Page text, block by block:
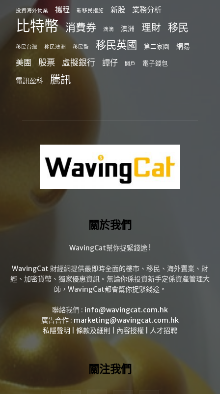
投資海外物業 攜程 新移民措施 新股 業務分析
比特幣 消費券 滴滴 澳洲 理財 移民
移民台灣 移民澳洲 移民監 移民英國 第二家園 網易
美團 股票 虛擬銀行 譚仔 開戶 電子錢包
電訊盈科 騰訊
關於我們
WavingCat幫你捉緊錢途 !
WavingCat 財經網提供最即時全面的樓市、移民、海外置業、財
經、加密貨幣、獨家優惠資訊。無論你係投資新手定係資產管理大
師，WavingCat都會幫你捉緊錢途。
聯絡我們 : info@wavingcat.com.hk
廣告合作 : marketing@wavingcat.com.hk
私隱聲明
條款及細則 內容授權 人才招聘
關注我們